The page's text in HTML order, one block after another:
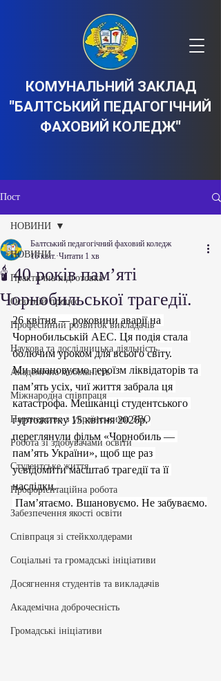
КОМУНАЛЬНИЙ ЗАКЛАД
"БАЛТСЬКИЙ ПЕДАГОГІЧНИЙ
ФАХОВИЙ КОЛЕДЖ"
Пост
НОВИНИ
Практична підготовка
Освітній процес
Професійний розвиток викладачів
Наукова та дослідницька діяльність
Академічна мобільність
Міжнародна співпраця
Партнерство з українськими ЗВО
Робота зі здобувачами освіти
Студентське життя
Профорієнтаційна робота
Забезпечення якості освіти
Співпраця зі стейкхолдерами
Соціальні та громадські ініціативи
Досягнення студентів та викладачів
Академічна доброчесність
Громадські ініціативи
НОВИНИ
🕯️ 40 років пам’яті
Чорнобильської трагедії.
Балтський педагогічний фаховий коледж
16 квіт. Читати 1 хв
26 квітня — роковини аварії на
Чорнобильській АЕС. Ця подія стала
болючим уроком для всього світу.
Ми вшановуємо героїзм ліквідаторів та
пам’ять усіх, чиї життя забрала ця
катастрофа. Мешканці студентського
гуртожитку 15 квітня 2026р.
переглянули фільм «Чорнобиль —
пам’ять України», щоб ще раз
усвідомити масштаб трагедії та її
наслідки.
Пам’ятаємо. Вшановуємо. Не забуваємо.